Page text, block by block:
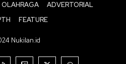
OLAHRAGA
ADVERTORIAL
FEATURE
Nukilan.id